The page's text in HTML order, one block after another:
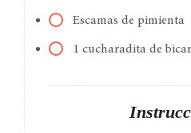
Escamas de pimienta
1 cucharadita de